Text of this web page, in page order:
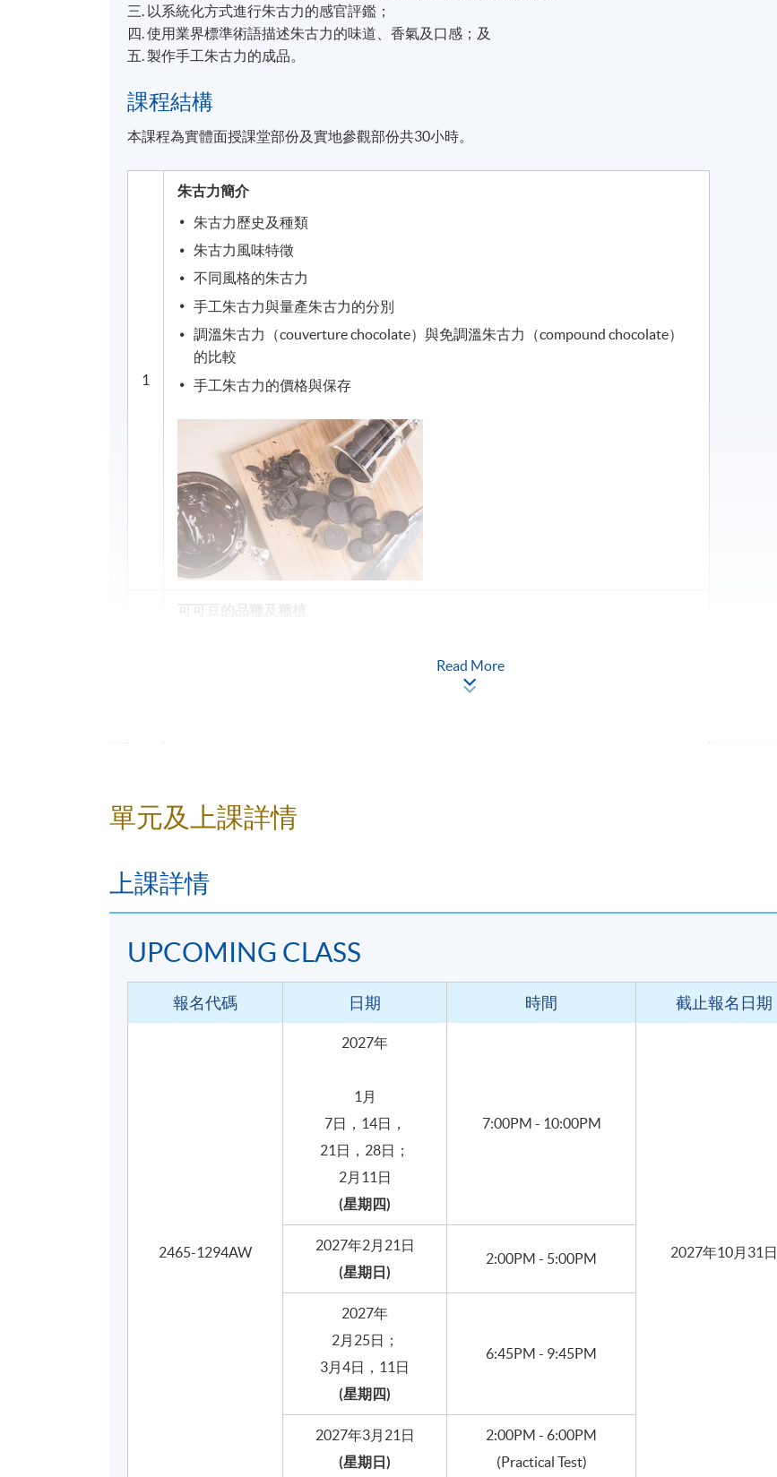
三. 以系統化方式進行朱古力的感官評鑑；
四. 使用業界標準術語描述朱古力的味道、香氣及口感；及
五. 製作手工朱古力的成品。
課程結構
本課程為實體面授課堂部份及實地參觀部份共30小時。
1
朱古力簡介
朱古力歷史及種類
朱古力風味特徵
不同風格的朱古力
手工朱古力與量產朱古力的分別
調溫朱古力（couverture chocolate）與免調溫朱古力（compound chocolate）
的比較
手工朱古力的價格與保存
手工朱古力感官評鑑
手工朱古力的品嚐方法
感官基礎訓練，包括味道、香氣及口感
手工朱古力與酒類的搭配技巧
手工朱古力原料提煉及商業運作體驗
實地參觀手工朱古力製作室及工廠
可可豆份量的計算與量度技巧
烘烤可可豆及去殼的技巧
利用風力去除雜質的技巧
Read More
單元及上課詳情
上課詳情
UPCOMING CLASS
報名代碼 日期 時間 截止報名日期
2465-1294AW
2027年
1月
7日，14日，
21日，28日；
2月11日
(星期四)
7:00PM - 10:00PM
2027年10月31日
2027年2月21日
(星期日)
2:00PM - 5:00PM
2027年
2月25日；
3月4日，11日
(星期四)
6:45PM - 9:45PM
2027年3月21日
(星期日)
2:00PM - 6:00PM
(Practical Test)